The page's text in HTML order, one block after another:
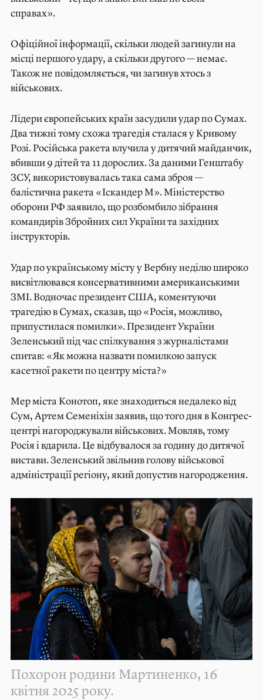
справах».
Офіційної інформації, скільки людей загинули на
місці першого удару, а скільки другого — немає.
Також не повідомляється, чи загинув хтось з
військових.
Лідери європейських країн засудили удар по Сумах.
Два тижні тому схожа трагедія сталася у Кривому
Розі. Російська ракета влучила у дитячий майданчик,
вбивши 9 дітей та 11 дорослих. За даними Генштабу
ЗСУ, використовувалась така сама зброя —
балістична ракета «Іскандер М». Міністерство
оборони РФ заявило, що розбомбило зібрання
командирів Збройних сил України та західних
інструкторів.
Удар по українському місту у Вербну неділю широко
висвітлювався консервативними американськими
ЗМІ. Водночас президент США, коментуючи
трагедію в Сумах, сказав, що «Росія, можливо,
припустилася помилки». Президент України
Зеленський під час спілкування з журналістами
спитав: «Як можна назвати помилкою запуск
касетної ракети по центру міста?»
Мер міста Конотоп, яке знаходиться недалеко від
Сум, Артем Семеніхін заявив, що того дня в Конгрес-
центрі нагороджували військових. Мовляв, тому
Росія і вдарила. Це відбувалося за годину до дитячої
вистави. Зеленський звільнив голову військової
адміністрації регіону, який допустив нагородження.
Похорон родини Мартиненко, 16
квітня 2025 року.